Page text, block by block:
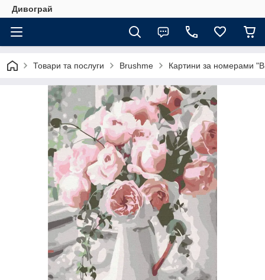
Дивограй
Товари та послуги Brushme Картини за номерами